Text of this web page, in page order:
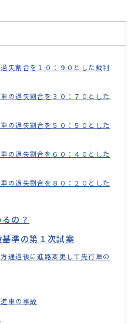
失割合を１０：９０とした裁判
の過失割合を３０：７０とした
の過失割合を５０：５０とした
の過失割合を６０：４０とした
の過失割合を８０：２０とした
の？
基準の第１次試案
通過後に進路変更して先行車の
車の事故